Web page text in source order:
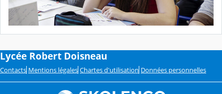
Lycée Robert Doisneau
Contacts Mentions légales Chartes d'utilisation Données personnelles